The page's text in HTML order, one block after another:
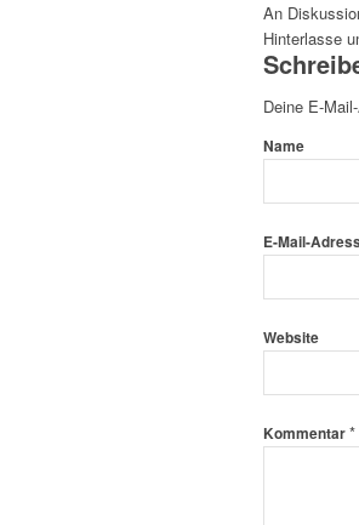
An
Hinterlasse
Deine E-
Name
E-Mail-
Website
Kommentar*